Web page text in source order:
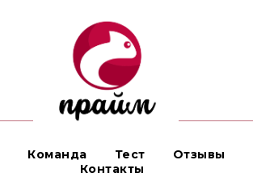
Команда Тест Отзывы
Контакты